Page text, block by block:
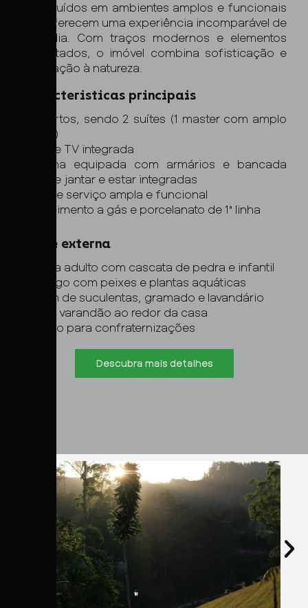
distribuídos em ambientes amplos e funcionais
que oferecem uma experiência incomparável de
moradia. Com traços modernos e elementos
requintados, o imóvel combina sofisticação e
integração à natureza.
Caracteristicas principais
4 quartos, sendo 2 suítes (1 master com amplo
closet)
Sala de TV integrada
Cozinha equipada com armários e bancada
Sala de jantar e estar integradas
Área de serviço ampla e funcional
Aquecimento a gás e porcelanato de 1ª linha
Parte externa
Piscina adulto com cascata de pedra e infantil
Mini lago com peixes e plantas aquáticas
Jardim de suculentas, gramado e lavandário
Amplo varandão ao redor da casa
Espaço para confraternizações
Descubra mais detalhes